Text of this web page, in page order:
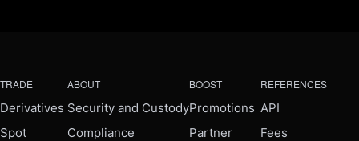
TRADE
Derivatives
Spot
ABOUT
Security and Custody
Compliance
BOOST
Promotions
Partner
REFERENCES
API
Fees